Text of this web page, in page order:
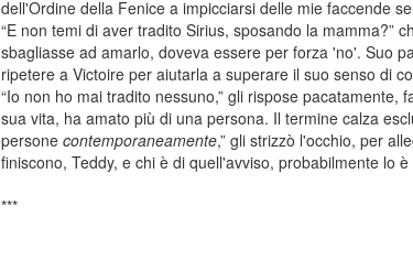
dell'Ordine della Fenice a impicciarsi delle mie faccende
“E non temi di aver tradito Sirius, sposando la mamma?”
sbagliasse ad amarlo, doveva essere per forza 'no'. Suo
ripetere a Victoire per aiutarla a superare il suo senso di
“Io non ho mai tradito nessuno,” gli rispose
sua vita, ha amato più di una persona. Il termine calza
persone contemporaneamente,” gli strizzò l'occhio, per
finiscono, Teddy, e chi è di quell'avviso, probabilmente lo
***